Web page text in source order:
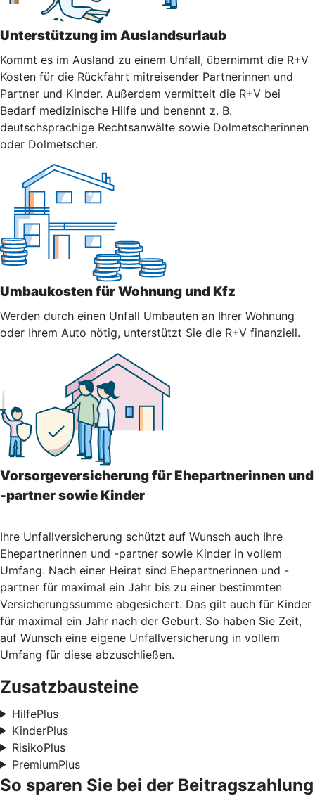
Unterstützung im Auslandsurlaub
Kommt es im Ausland zu einem Unfall, übernimmt die R+V
Kosten für die Rückfahrt mitreisender Partnerinnen und
Partner und Kinder. Außerdem vermittelt die R+V bei
Bedarf medizinische Hilfe und benennt z. B.
deutschsprachige Rechtsanwälte sowie Dolmetscherinnen
oder Dolmetscher.
Umbaukosten für Wohnung und Kfz
Werden durch einen Unfall Umbauten an Ihrer Wohnung
oder Ihrem Auto nötig, unterstützt Sie die R+V finanziell.
Vorsorgeversicherung für Ehepartnerinnen und
-partner sowie Kinder
Ihre Unfallversicherung schützt auf Wunsch auch Ihre
Ehepartnerinnen und -partner sowie Kinder in vollem
Umfang. Nach einer Heirat sind Ehepartnerinnen und -
partner für maximal ein Jahr bis zu einer bestimmten
Versicherungssumme abgesichert. Das gilt auch für Kinder
für maximal ein Jahr nach der Geburt. So haben Sie Zeit,
auf Wunsch eine eigene Unfallversicherung in vollem
Umfang für diese abzuschließen.
Zusatzbausteine
HilfePlus
KinderPlus
RisikoPlus
PremiumPlus
So sparen Sie bei der Beitragszahlung